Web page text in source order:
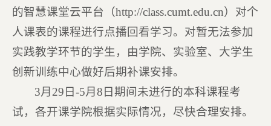
的智慧课堂云平台（http://class.cumt.edu.cn）对个
人课表的课程进行点播回看学习。对暂无法参加
实践教学环节的学生，由学院、实验室、大学生
创新训练中心做好后期补课安排。
3月29日-5月8日期间未进行的本科课程考
试，各开课学院根据实际情况，尽快合理安排。